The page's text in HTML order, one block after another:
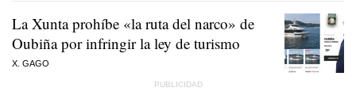
La Xunta prohíbe «la ruta del narco» de
Oubiña por infringir la ley de turismo
X. GAGO